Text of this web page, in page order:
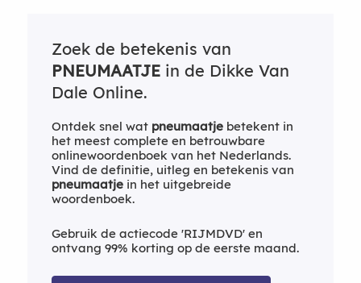
Zoek de betekenis van
PNEUMAATJEin de Dikke Van
Dale Online.
Ontdek snel wat pneumaatjebetekent in
het meest complete en betrouwbare
onlinewoordenboek van het Nederlands.
Vind de definitie, uitleg en betekenis van
pneumaatjein het uitgebreide
woordenboek.
Gebruik de actiecode 'RIJMDVD' en
ontvang 99% korting op de eerste maand.